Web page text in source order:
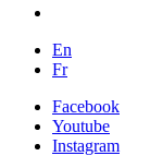
En
Fr
Facebook
Youtube
Instagram